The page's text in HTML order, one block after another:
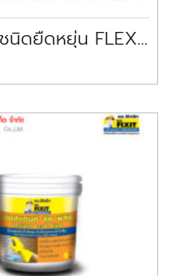
ซีเมนต์ทากันซึม ชนิดยืดหยุ่น FLEXIBLE WATERPROOFING CEMENT D906